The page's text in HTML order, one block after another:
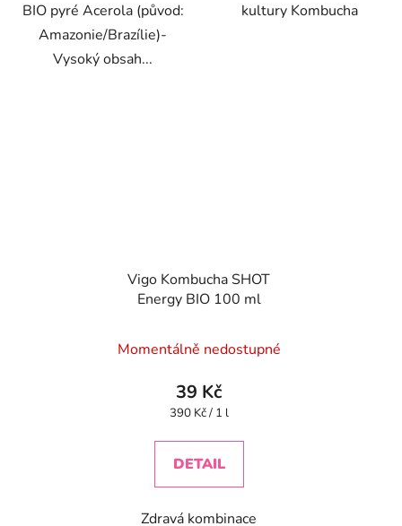
BIO pyré Acerola (původ:
Amazonie/Brazílie)-
Vysoký obsah...
kultury Kombucha
Vigo Kombucha SHOT
Energy BIO 100 ml
Momentálně nedostupné
39 Kč
Měrná
390 Kč / 1 l
DETAIL
Zdravá kombinace